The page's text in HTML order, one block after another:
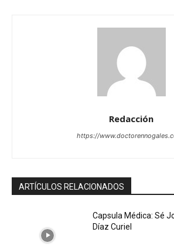
Redacción
https://
ARTÍCULOS RELACIONADOS
Capsula Médica: Sé
Díaz Curiel